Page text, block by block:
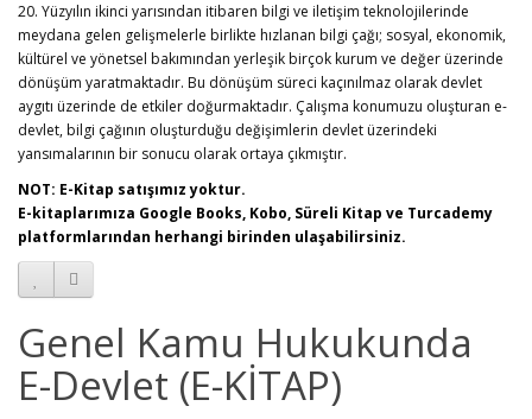
20. Yüzyılın ikinci yarısından itibaren bilgi ve iletişim teknolojilerinde
meydana gelen gelişmelerle birlikte hızlanan bilgi çağı; sosyal, ekonomik,
kültürel ve yönetsel bakımından yerleşik birçok kurum ve değer üzerinde
dönüşüm yaratmaktadır. Bu dönüşüm süreci kaçınılmaz olarak devlet
aygıtı üzerinde de etkiler doğurmaktadır. Çalışma konumuzu oluşturan e-
devlet, bilgi çağının oluşturduğu değişimlerin devlet üzerindeki
yansımalarının bir sonucu olarak ortaya çıkmıştır.
NOT: E-Kitap satışımız yoktur.
E-kitaplarımıza Google Books, Kobo, Süreli Kitap ve Turcademy
platformlarından herhangi birinden ulaşabilirsiniz.
Genel Kamu Hukukunda
E-Devlet (E-KİTAP)